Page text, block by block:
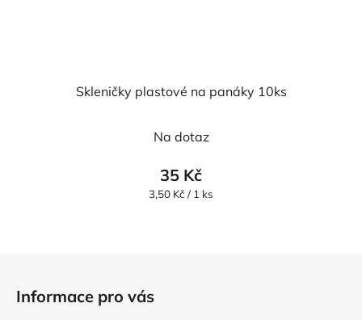
Skleničky plastové na panáky 10ks
Na dotaz
35 Kč
Měrná
3,50 Kč / 1 ks
Informace pro vás